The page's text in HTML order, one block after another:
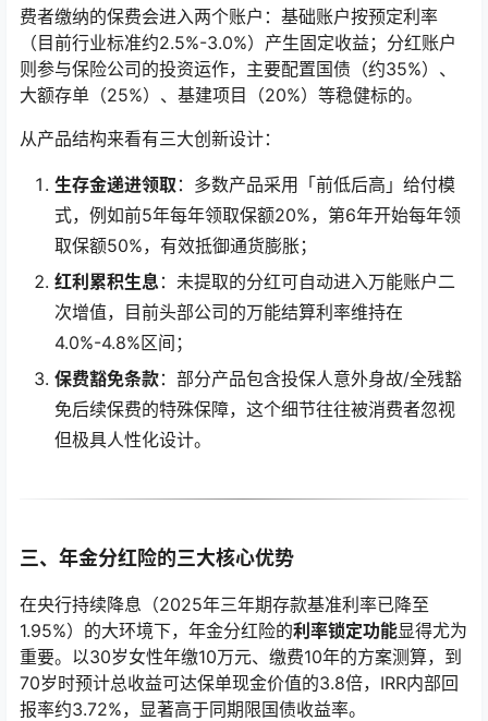
费者缴纳的保费会进入两个账户：基础账户按预定利率
（目前行业标准约2.5%-3.0%）产生固定收益；分红账户
则参与保险公司的投资运作，主要配置国债（约35%）、
大额存单（25%）、基建项目（20%）等稳健标的。
从产品结构来看有三大创新设计：
生存金递进领取 ：多数产品采用「前低后高」给付模
式，例如前5年每年领取保额20%，第6年开始每年领
取保额50%，有效抵御通货膨胀；
红利累积生息 ：未提取的分红可自动进入万能账户二
次增值，目前头部公司的万能结算利率维持在
4.0%-4.8%区间；
保费豁免条款：部分产品包含投保人意外身故/全残豁
免后续保费的特殊保障，这个细节往往被消费者忽视
但极具人性化设计。
三、年金分红险的三大核心优势
在央行持续降息（2025年三年期存款基准利率已降至
1.95%）的大环境下，年金分红险的利率锁定功能显得尤为
重要。以30岁女性年缴10万元、缴费10年的方案测算，到
70岁时预计总收益可达保单现金价值的3.8倍，IRR内部回
报率约3.72%，显著高于同期限国债收益率。